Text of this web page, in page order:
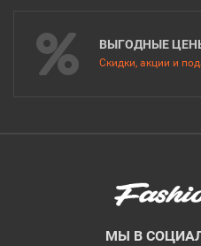
ВЫГОДНЫЕ
Скидки, акции и
МЫ В